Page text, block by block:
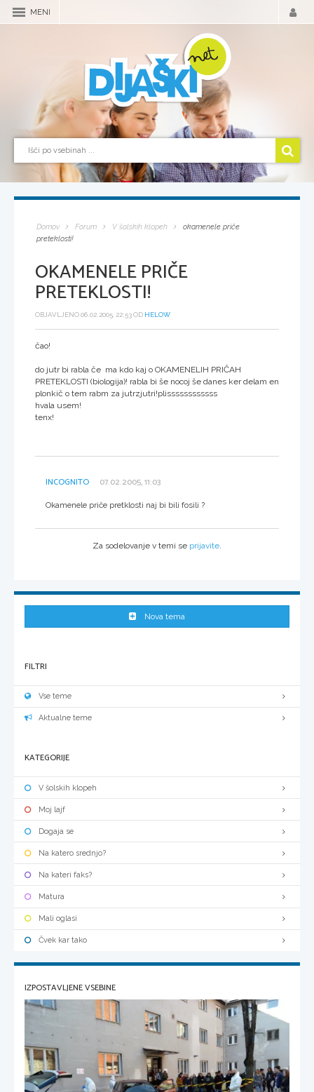
MENI
Domov Forum V šolskih klopeh
okamenele priče
preteklosti!
OKAMENELE PRIČE
PRETEKLOSTI!
OBJAVLJENO 06.02.2005, 22:53 OD HELOW
čao!
do jutr bi rabla če ma kdo kaj o OKAMENELIH PRIČAH
PRETEKLOSTI (biologija)! rabla bi še nocoj še danes ker delam en
plonkič o tem rabm za jutrzjutri!plissssssssssss
hvala usem!
tenx!
INCOGNITO 07.02.2005, 11:03
Okamenele priče pretklosti naj bi bili fosili ?
Za sodelovanje v temi se prijavite
Nova tema
FILTRI
Vse teme
Aktualne teme
KATEGORIJE
V šolskih klopeh
Moj lajf
Dogaja se
Na katero srednjo?
Na kateri faks?
Matura
Mali oglasi
Čvek kar tako
IZPOSTAVLJENE VSEBINE